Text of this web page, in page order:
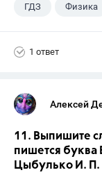
ГДЗ Физика
1 ответ
Алексей
11. Выпишите
пишется буква
Цыбулько И. П.